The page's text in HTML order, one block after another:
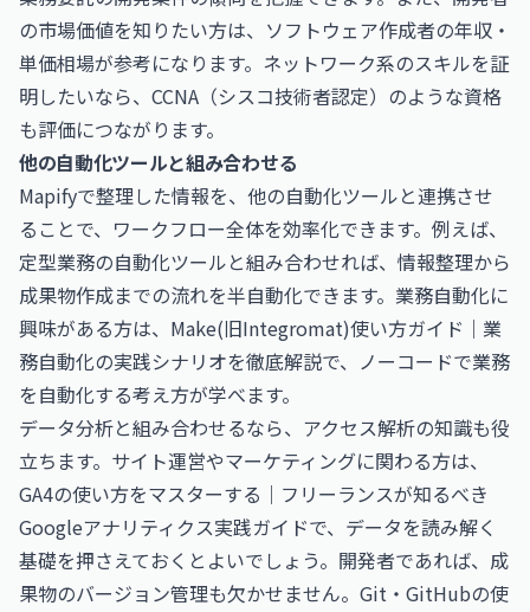
の市場価値を知りたい方は、 ソフトウェア作成者の年収・
単価相場が参考になります。ネットワーク系のスキルを証
明したいなら、 CCNA（シスコ技術者認定） のような資格
も評価につながります。
他の自動化ツールと組み合わせる
Mapifyで整理した情報を、他の自動化ツールと連携させ
ることで、ワークフロー全体を効率化できます。例えば、
定型業務の自動化ツールと組み合わせれば、情報整理から
成果物作成までの流れを半自動化できます。業務自動化に
興味がある方は、 Make(旧Integromat)使い方ガイド｜業
務自動化の実践シナリオを徹底解説で、ノーコードで業務
を自動化する考え方が学べます。
データ分析と組み合わせるなら、アクセス解析の知識も役
立ちます。サイト運営やマーケティングに関わる方は、
GA4の使い方をマスターする｜フリーランスが知るべき
Googleアナリティクス実践ガイドで、データを読み解く
基礎を押さえておくとよいでしょう。開発者であれば、成
果物のバージョン管理も欠かせません。 Git・GitHubの使